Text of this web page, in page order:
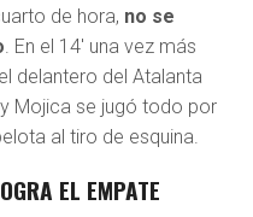
de hora, no se
. En el 14′ una vez más
delantero del Atalanta
Mojica se jugó todo por
al tiro de esquina.
EL EMPATE